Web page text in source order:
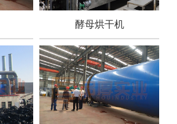
酵母烘干机